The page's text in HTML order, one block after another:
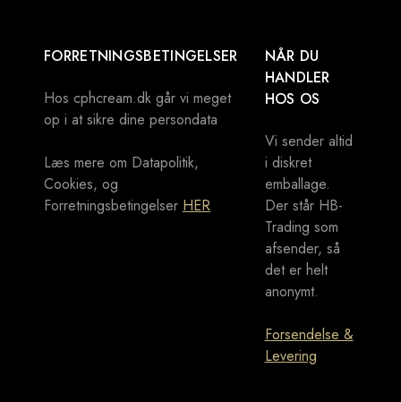
FORRETNINGSBETINGELSER
Hos cphcream.dk går vi meget
op i at sikre dine persondata
Læs mere om Datapolitik,
Cookies, og
Forretningsbetingelser HER
NÅR DU
HANDLER
HOS OS
Vi sender altid
i diskret
emballage.
Der står HB-
Trading som
afsender, så
det er helt
anonymt.
Forsendelse &
Levering